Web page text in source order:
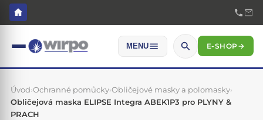
MENU E-SHOP→
Úvod›Ochranné pomůcky›Obličejové masky a polomasky›
Obličejová maska ELIPSE Integra ABEK1P3 pro PLYNY &
PRACH